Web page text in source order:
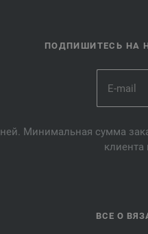
ПОДПИШИТЕСЬ НА
Минимальная сумма
ВСЕ О